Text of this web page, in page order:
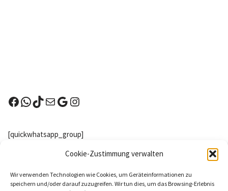
Cookie-Zustimmung verwalten
Wir verwenden Technologien wie Cookies, um Geräteinformationen zu
speichern und/oder darauf zuzugreifen. Wir tun dies, um das Browsing-Erlebnis
[quickwhatsapp_group]
Nachster Wettkampf
Kreuzau (NRW) - Highlands Games Kreuzau
2026